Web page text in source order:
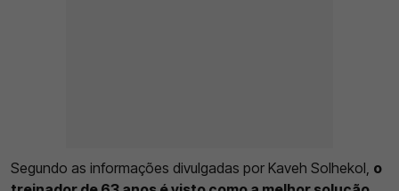
Segundo as informações divulgadas por Kaveh Solhekol, o